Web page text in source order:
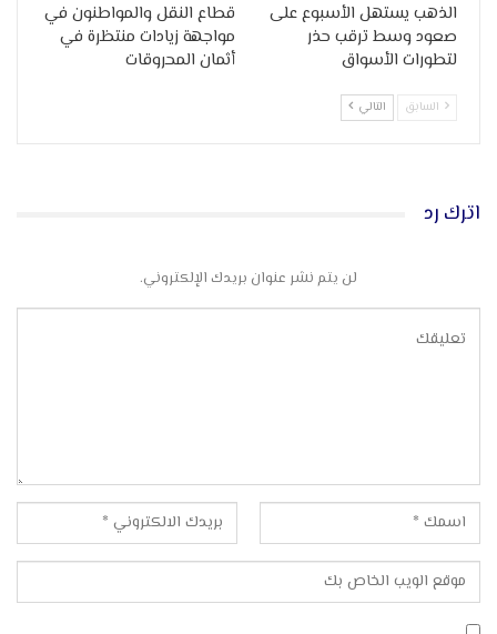
الذهب يستهل الأسبوع على
صعود وسط ترقب حذر
لتطورات الأسواق
قطاع النقل والمواطنون في
مواجهة زيادات منتظرة في
أثمان المحروقات
السابق التالي
اترك رد
لن يتم نشر عنوان بريدك الإلكتروني.